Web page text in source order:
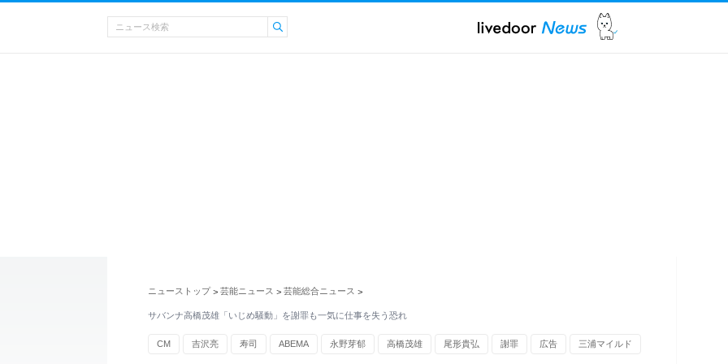
ニューストップ > 芸能ニュース > 芸能総合ニュース >
サバンナ高橋茂雄「いじめ騒動」を謝罪も一気に仕事を失う恐れ
CM 吉沢亮 寿司 ABEMA 永野芽郁 高橋茂雄 尾形貴弘 謝罪 広告 三浦マイルド